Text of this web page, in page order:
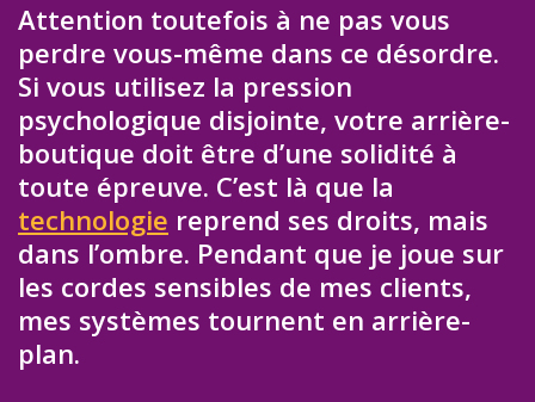
Attention toutefois à ne pas vous
perdre vous-même dans ce désordre.
Si vous utilisez la pression
psychologique disjointe, votre arrière-
boutique doit être d’une solidité à
toute épreuve. C’est là que la
technologie reprend ses droits, mais
dans l’ombre. Pendant que je joue sur
les cordes sensibles de mes clients,
mes systèmes tournent en arrière-
plan.